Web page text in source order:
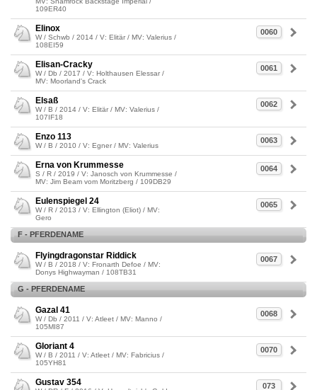
109ER40
0060
Elinox
W / Schwb / 2014 / V: Elitär / MV: Valerius /
108EI59
0061
Elisan-Cracky
W / Db / 2017 / V: Holthausen Elessar /
MV: Moorland's Crack
0062
Elsaß
W / B / 2014 / V: Elitär / MV: Valerius /
107IF18
0063
Enzo 113
W / B / 2010 / V: Egner / MV: Valerius
0064
Erna von Krummesse
S / R / 2019 / V: Janosch von Krummesse /
MV: Jim Beam vom Moritzberg / 109DB29
0065
Eulenspiegel 24
W / R / 2013 / V: Ellington (Eliot) / MV:
Gero
F - PFERDENAME
0067
Flyingdragonstar Riddick
W / B / 2018 / V: Fronarth Defoe / MV:
Donys Highwayman / 108TB31
G - PFERDENAME
0068
Gazal 41
W / Db / 2011 / V: Atleet / MV: Manno /
105MI87
0070
Gloriant 4
W / B / 2011 / V: Atleet / MV: Fabricius /
105YH81
073
Gustav 354